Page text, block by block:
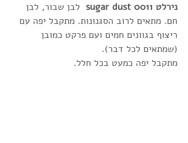
נירלט 0011 sugar dust
לבן שבור, לבן
חם. מתאים לרוב הסגנונות. מתקבל יפה עם
ריצוף בגוונים חמים ועם פרקט כמובן
(שמתאים לכל דבר).
מתקבל יפה כמעט בכל חלל.